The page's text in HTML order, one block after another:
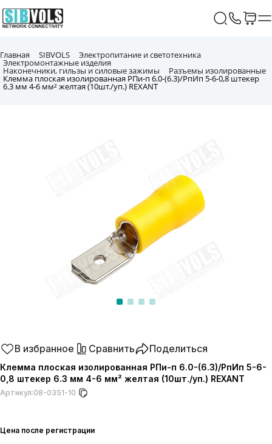
Главная SIBVOLS Электропитание и светотехника
Электромонтажные изделия
Наконечники, гильзы и силовые зажимы Разъемы изолированные
Клемма плоская изолированная РПи-п 6.0-(6.3)/РпИп 5-6-0,8 штекер
6.3 мм 4-6 мм² желтая (10шт./уп.) REXANT
В избранное Сравнить Поделиться
Клемма плоская изолированная РПи-п 6.0-(6.3)/РпИп 5-6-
0,8 штекер 6.3 мм 4-6 мм² желтая (10шт./уп.) REXANT
Артикул:08-0351-10
Цена после регистрации